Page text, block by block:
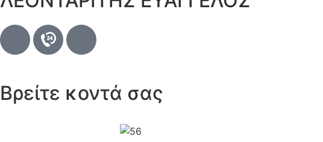
Βρείτε κοντά σας